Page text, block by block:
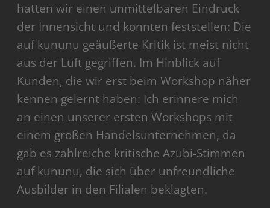
hatten wir einen unmittelbaren Eindruck
der Innensicht und konnten feststellen: Die
auf kununu geäußerte Kritik ist meist nicht
aus der Luft gegriffen. Im Hinblick auf
Kunden, die wir erst beim Workshop näher
kennen gelernt haben: Ich erinnere mich
an einen unserer ersten Workshops mit
einem großen Handelsunternehmen, da
gab es zahlreiche kritische Azubi-Stimmen
auf kununu, die sich über unfreundliche
Ausbilder in den Filialen beklagten.